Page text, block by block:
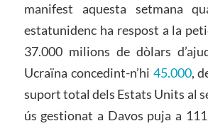
manifest aquesta setmana
estatunidenc ha respost a la
37.000 milions de dòlars
Ucraïna concedint-n’hi 45.000,
suport total dels Estats Units al
ús gestionat a Davos puja a